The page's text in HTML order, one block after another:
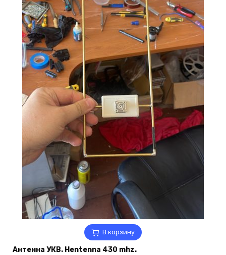
В корзину
Антенна УКВ. Hentenna 430 mhz.